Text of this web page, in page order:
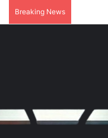
Breaking News